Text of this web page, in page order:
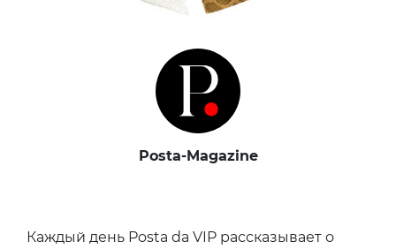
Posta-Magazine
Каждый день Posta da VIP рассказывает о